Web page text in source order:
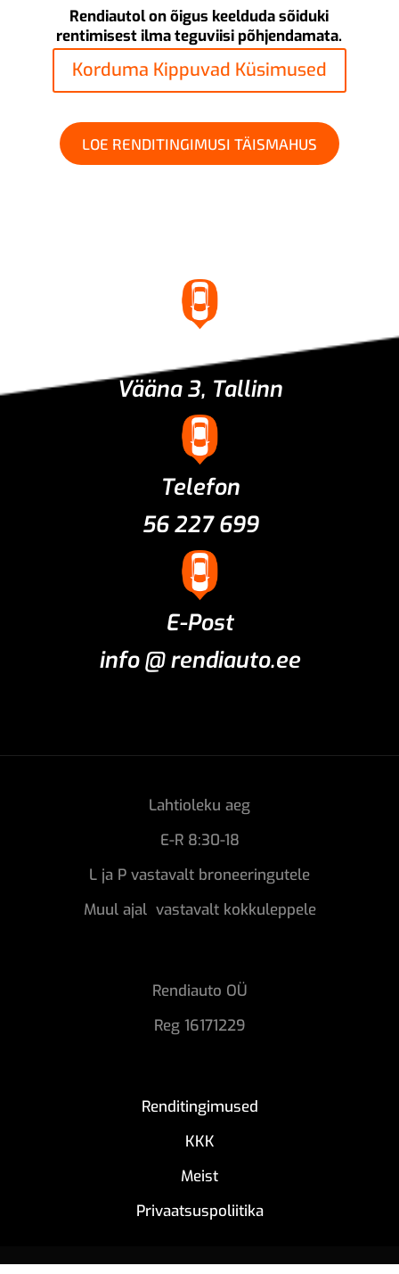
Rendiautol on õigus keelduda sõiduki
rentimisest ilma teguviisi põhjendamata.
Korduma Kippuvad Küsimused
LOE RENDITINGIMUSI TÄISMAHUS
Asukoht
Vääna 3, Tallinn
Telefon
56 227 699
E-Post
info @ rendiauto.ee
Lahtioleku aeg
E-R 8:30-18
L ja P vastavalt broneeringutele
Muul ajal vastavalt kokkuleppele
Rendiauto OÜ
Reg 16171229
Renditingimused
KKK
Meist
Privaatsuspoliitika